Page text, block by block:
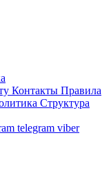
Контакты Правила
Структура
telegram viber